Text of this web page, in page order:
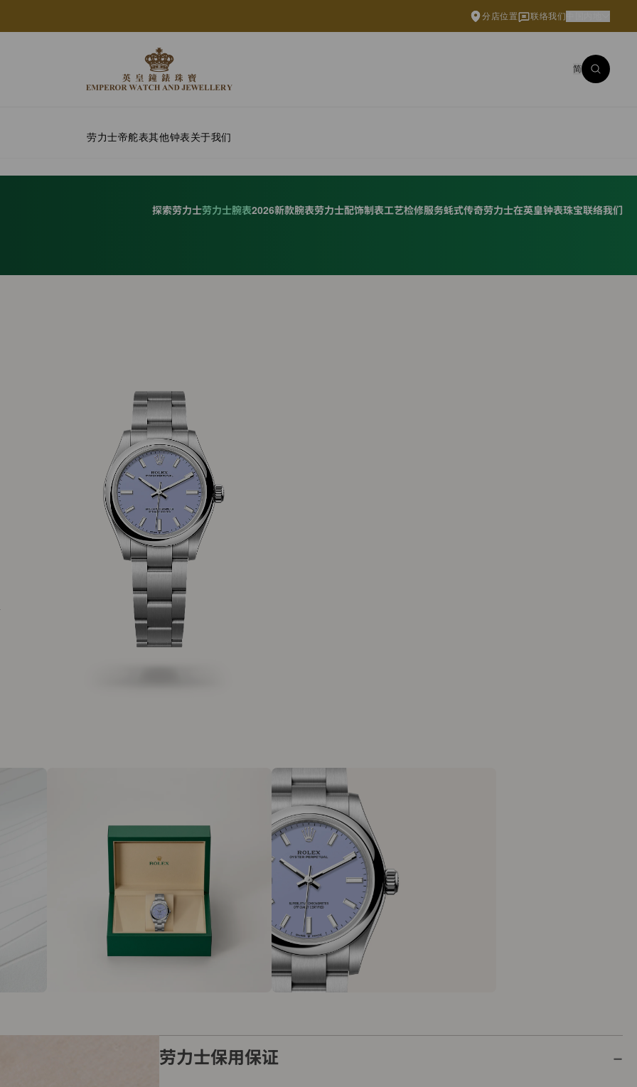
分店位置 联络我们
简
劳力士帝舵表其他钟表关于我们
探索劳力士劳力士腕表2026新款腕表劳力士配饰制表工艺检修服务蚝式传奇劳力士在英皇钟表珠宝联络我们
劳力士保用保证